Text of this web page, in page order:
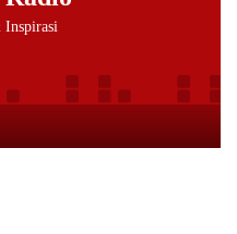
Inspirasi